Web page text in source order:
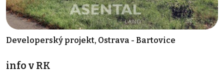
Developerský projekt, Ostrava - Bartovice
info v RK